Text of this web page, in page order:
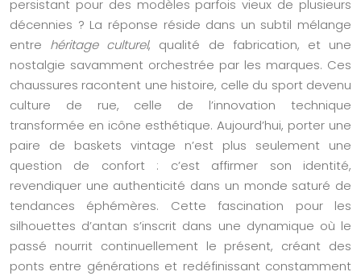
persistant pour des modèles parfois vieux de plusieurs
décennies ? La réponse réside dans un subtil mélange
entre héritage culturel, qualité de fabrication, et une
nostalgie savamment orchestrée par les marques. Ces
chaussures racontent une histoire, celle du sport devenu
culture de rue, celle de l’innovation technique
transformée en icône esthétique. Aujourd’hui, porter une
paire de baskets vintage n’est plus seulement une
question de confort : c’est affirmer son identité,
revendiquer une authenticité dans un monde saturé de
tendances éphémères. Cette fascination pour les
silhouettes d’antan s’inscrit dans une dynamique où le
passé nourrit continuellement le présent, créant des
ponts entre générations et redéfinissant constamment